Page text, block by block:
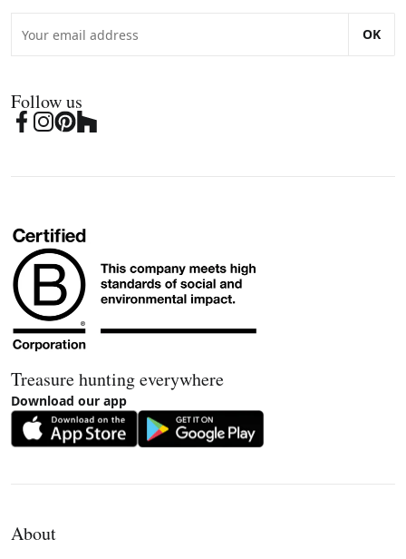
OK
Follow us
Treasure hunting everywhere
Download our app
About